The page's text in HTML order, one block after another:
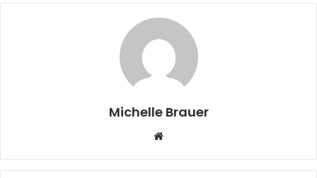
Michelle Brauer
Website